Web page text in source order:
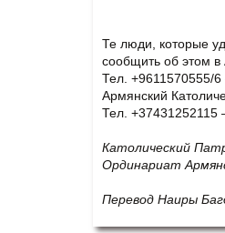
Те люди, которые
сообщить об этом в
Тел. +9611570555/6
Армянский
Тел. +37431252115
Католический
Ординариат
Перевод Наиры Б